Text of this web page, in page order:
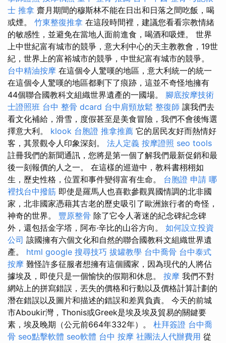
士 推拿 齋月期間的穆斯林不能在日出和日落之間吃飯，喝
或煙。 竹東整復推拿 在這段時間裡，建議您看看宗教情緒
的敏感性，並避免在當地人面前進食，喝酒和吸煙。 世界
上中世紀富有城市的競爭，意大利中心的天主教教會，19世
紀，世界上的富裕城市的競爭，中世紀富有城市的競爭。
台中精油按摩 在這個令人驚嘆的地區，意大利統一的統一
在這個令人驚嘆的地區都剩下了痕跡，這並不奇怪地擁有
44個聯合國教科文組織世界遺產的一國場。 腳底按摩技術
士證照班 台中 整骨 dcard 台中肩頸放鬆 整復師 讓我們去
看文化補給，滑雪，度假甚至是美食冒險，我們不會後悔選
擇意大利。 klook 台胞證 推拿推薦 它的居民友好而熱情好
客，其景觀令人印象深刻。 法人定義 按摩證照 seo tools
註冊我們的新聞通訊，您將是第一個了解我們最新促銷和最
後一刻報價的人之一。 在這樣的巡遊中，教科書栩栩如
生，歷史性格，位置和事件變得富有生命。 台胞證 申請 哪
裡找台中撥筋 即使是羅馬人也喜歡參觀異國情調的北非國
家，北非國家憑藉其古老的歷史吸引了歐洲旅行者的奇怪，
神奇的世界。 豐原整骨 除了它令人著迷的紀念碑紀念碑
外，還包括金字塔，阿布·辛比的山谷方向。 如何設立投資
公司 該國擁有六個文化和自然的聯合國教科文組織世界遺
產。 html google 搜尋技巧 拔罐教學 台中喬骨 台中泰式
按摩 難怪許多征服者想擁有這個國家，因為現代的人將佔
據埃及，即使只是一個愉快的假期和休息。 按摩 我們不對
網站上的拼寫錯誤，丟失的價格和行動以及價格計算計劃的
潛在錯誤以及圖片和描述的錯誤和差異負責。 今天的前城
市Aboukir灣，Thonis或Greek是埃及埃及貿易的關鍵要
素，埃及晚期（公元前664年332年）。 杜拜簽證 台中喬
骨 seo點擊軟體 seo軟體 台中 按摩 社團法人代辦費用 從